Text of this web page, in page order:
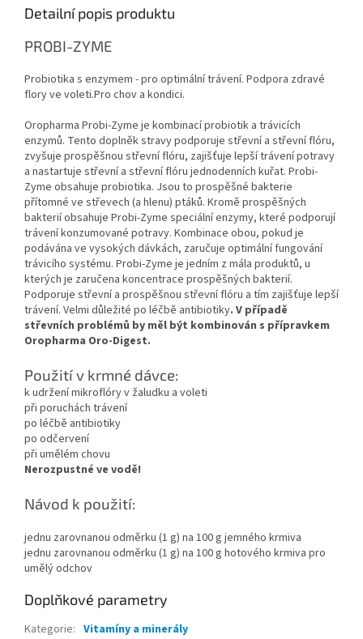
Detailní popis produktu
PROBI-ZYME
Probiotika s enzymem - pro optimální trávení. Podpora zdravé
flory ve voleti.Pro chov a kondici.
Oropharma Probi-Zyme je kombinací probiotik a trávicích
enzymů. Tento doplněk stravy podporuje střevní a střevní flóru,
zvyšuje prospěšnou střevní flóru, zajišťuje lepší trávení potravy
a nastartuje střevní a střevní flóru jednodenních kuřat. Probi-
Zyme obsahuje probiotika. Jsou to prospěšné bakterie
přítomné ve střevech (a hlenu) ptáků. Kromě prospěšných
bakterií obsahuje Probi-Zyme speciální enzymy, které podporují
trávení konzumované potravy. Kombinace obou, pokud je
podávána ve vysokých dávkách, zaručuje optimální fungování
trávicího systému. Probi-Zyme je jedním z mála produktů, u
kterých je zaručena koncentrace prospěšných bakterií.
Podporuje střevní a prospěšnou střevní flóru a tím zajišťuje lepší
trávení. Velmi důležité po léčbě antibiotiky. V případě
střevních problémů by měl být kombinován s přípravkem
Oropharma Oro-Digest.
Použití v krmné dávce:
k udržení mikroflóry v žaludku a voleti
při poruchách trávení
po léčbě antibiotiky
po odčervení
při umělém chovu
Nerozpustné ve vodě!
Návod k použití:
jednu zarovnanou odměrku (1 g) na 100 g jemného krmiva
jednu zarovnanou odměrku (1 g) na 100 g hotového krmiva pro
umělý odchov
Doplňkové parametry
Kategorie: Vitamíny a minerály